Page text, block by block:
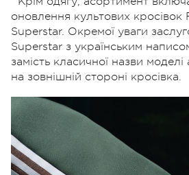
оновлення культових кросівок
Superstar. Окремої уваги
Superstar з українським
замість класичної назви
на зовнішній стороні кросівка.